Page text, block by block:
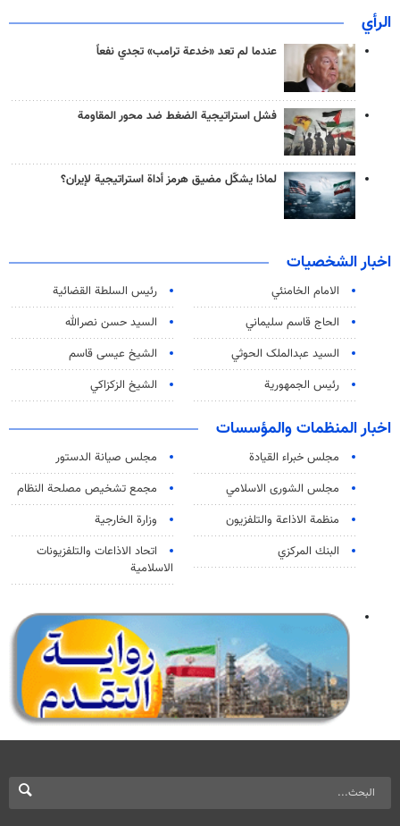
الرأي
عندما لم تعد «خدعة ترامب» تجدي نفعاً
فشل استراتيجية الضغط ضد محور المقاومة
لماذا يشكّل مضيق هرمز أداة استراتيجية لإيران؟
اخبار الشخصيات
الامام الخامنئي
رئیس السلطة القضائیة
الحاج قاسم سليماني
السيد حسن نصرالله
السید عبدالملک الحوثي
الشيخ عيسى قاسم
رئيس الجمهورية
الشيخ الزكزاكي
اخبار المنظمات والمؤسسات
مجلس خبراء القيادة
مجلس صيانة الدستور
مجلس الشورى الاسلامي
مجمع تشخيص مصلحة النظام
منظمة الاذاعة والتلفزیون
وزارة الخارجية
البنك المركزي
اتحاد الاذاعات والتلفزيونات
الاسلامية